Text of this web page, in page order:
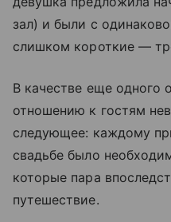
зал) и были с
слишком короткие —
В качестве еще одного
отношению к гостям
следующее: каждому
свадьбе было
которые пара
путешествие.